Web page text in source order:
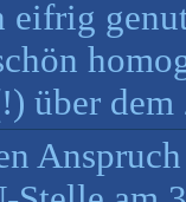
eifrig
über dem